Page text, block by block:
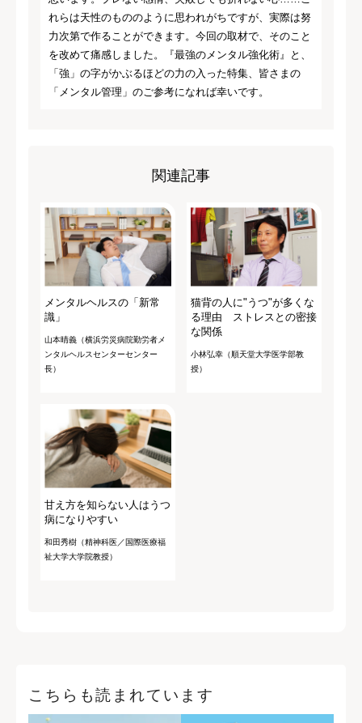
れらは天性のもののように思われがちですが、実際は努
力次第で作ることができます。今回の取材で、そのこと
を改めて痛感しました。『最強のメンタル強化術』と、
「強」の字がかぶるほどの力の入った特集、皆さまの
「メンタル管理」のご参考になれば幸いです。
関連記事
メンタルヘルスの「新常
識」
山本晴義（横浜労災病院勤労者メ
ンタルヘルスセンターセンター
長）
猫背の人に"うつ"が多くな
る理由 ストレスとの密接
な関係
小林弘幸（順天堂大学医学部教
授）
甘え方を知らない人はうつ
病になりやすい
和田秀樹（精神科医／国際医療福
祉大学大学院教授）
こちらも読まれています